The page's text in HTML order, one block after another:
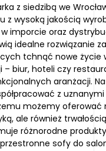
z siedzibą we
z wysoką jakością
imporcie oraz
idealne rozwiązanie
tchnąć nowe życie
biur, hoteli czy
aranżacji.
z uznanymi
możemy oferować
ale również
różnorodne
sofy do